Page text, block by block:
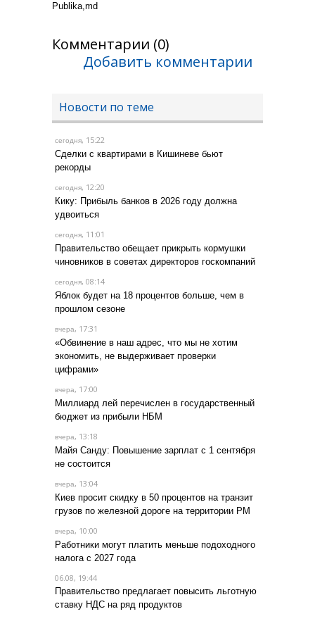
Publika,md
Комментарии (0)
Добавить комментарии
Новости по теме
сегодня, 15:22
Сделки с квартирами в Кишиневе бьют
рекорды
сегодня, 12:20
Кику: Прибыль банков в 2026 году должна
удвоиться
сегодня, 11:01
Правительство обещает прикрыть кормушки
чиновников в советах директоров госкомпаний
сегодня, 08:14
Яблок будет на 18 процентов больше, чем в
прошлом сезоне
вчера, 17:31
«Обвинение в наш адрес, что мы не хотим
экономить, не выдерживает проверки
цифрами»
вчера, 17:00
Миллиард лей перечислен в государственный
бюджет из прибыли НБМ
вчера, 13:18
Майя Санду: Повышение зарплат с 1 сентября
не состоится
вчера, 13:04
Киев просит скидку в 50 процентов на транзит
грузов по железной дороге на территории РМ
вчера, 10:00
Работники могут платить меньше подоходного
налога с 2027 года
06.08, 19:44
Правительство предлагает повысить льготную
ставку НДС на ряд продуктов